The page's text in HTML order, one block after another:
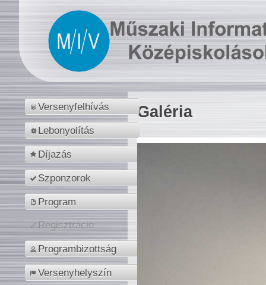
Versenyfelhívás
Lebonyolítás
Díjazás
Szponzorok
Program
Regisztráció
Programbizottság
Versenyhelyszín
Galéria